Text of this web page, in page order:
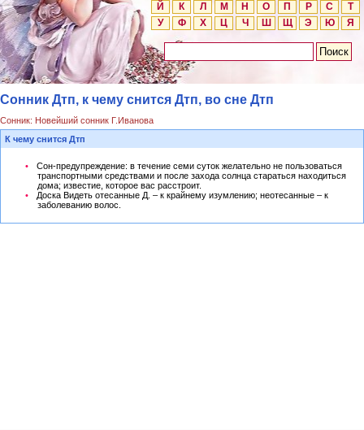
Й
К Л М Н О П Р С
Т
У
Ф Х Ц Ч Ш Щ Э Ю Я
Сонник Дтп, к чему снится Дтп, во сне Дтп
Сонник: Новейший сонник Г.Иванова
К чему снится Дтп
Сон-предупреждение: в течение семи суток желательно не пользоваться
транспортными средствами и после захода солнца стараться находиться
дома; известие, которое вас расстроит.
Доска Видеть отесанные Д. – к крайнему изумлению; неотесанные – к
заболеванию волос.